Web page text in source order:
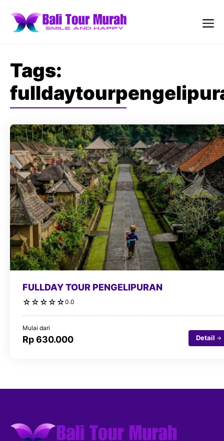
content
Tags:
FULLDAY TOUR PENGELIPURAN
☆ ☆ ☆ ☆ ☆0.0
Mulai dari
Rp 630.000 Detail